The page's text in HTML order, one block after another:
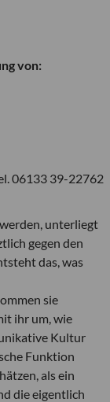
von:
06133 39-22762
unterliegt
gegen den
das, was
sie
ihr um, wie
Kultur
Funktion
als ein
die eigentlich